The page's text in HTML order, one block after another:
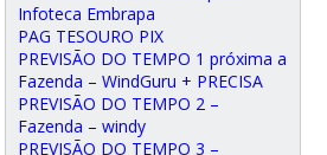
Infoteca Embrapa
PAG TESOURO PIX
PREVISÃO DO TEMPO 1 próxima a
Fazenda – WindGuru + PRECISA
PREVISÃO DO TEMPO 2 –
Fazenda – windy
PREVISÃO DO TEMPO 3 –